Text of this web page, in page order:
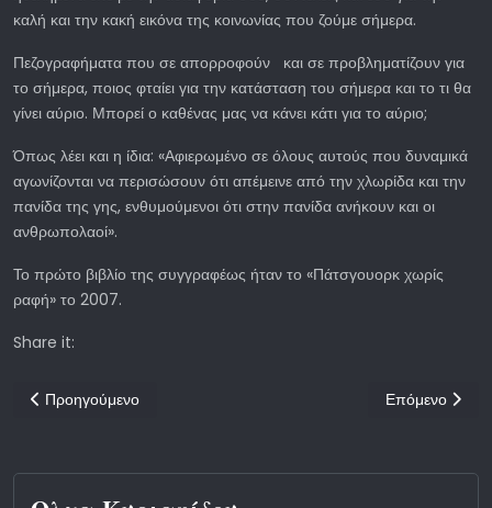
καλή και την κακή εικόνα της κοινωνίας που ζούμε σήμερα.
Πεζογραφήματα που σε απορροφούν και σε προβληματίζουν για
το σήμερα, ποιος φταίει για την κατάσταση του σήμερα και το τι θα
γίνει αύριο. Μπορεί ο καθένας μας να κάνει κάτι για το αύριο;
Όπως λέει και η ίδια: «Αφιερωμένο σε όλους αυτούς που δυναμικά
αγωνίζονται να περισώσουν ότι απέμεινε από την χλωρίδα και την
πανίδα της γης, ενθυμούμενοι ότι στην πανίδα ανήκουν και οι
ανθρωπολαοί».
Το πρώτο βιβλίο της συγγραφέως ήταν το «Πάτσγουορκ χωρίς
ραφή» το 2007.
Share it:
Προηγούμενο άρθρο: Συννεφοπαρμένοι
Προηγούμενο Επόμενο
Επόμενο